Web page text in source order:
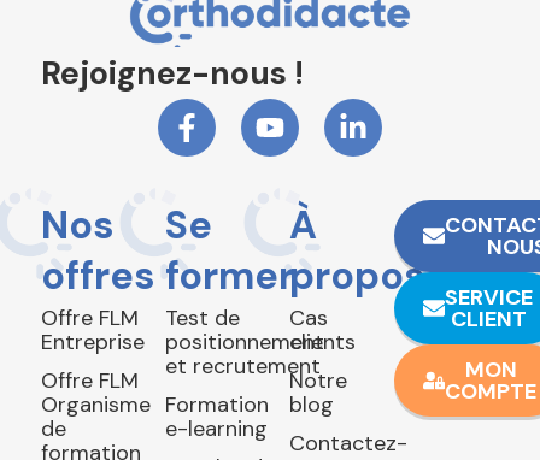
Rejoignez-nous !
Nos
offres
Offre FLM
Entreprise
Offre FLM
Organisme
de
formation
Se
former
Test de
positionnement
et recrutement
Formation
e-learning
À
propos
Cas
clients
Notre
blog
Contactez-
SERVICE
CLIENT
MON
COMPTE